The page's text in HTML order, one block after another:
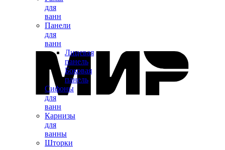
для
ванн
Панели
для
ванн
Лицевая
панель
Боковая
панель
Сифоны
для
ванн
Карнизы
для
ванны
Шторки